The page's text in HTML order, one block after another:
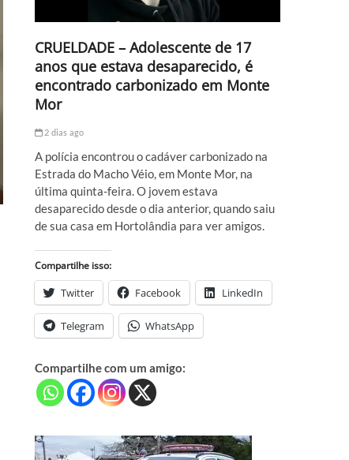
CRUELDADE – Adolescente de 17
anos que estava desaparecido, é
encontrado carbonizado em Monte
Mor
2 dias ago
A polícia encontrou o cadáver carbonizado na
Estrada do Macho Véio, em Monte Mor, na
última quinta-feira. O jovem estava
desaparecido desde o dia anterior, quando saiu
de sua casa em Hortolândia para ver amigos.
Compartilhe isso:
Twitter Facebook LinkedIn
Telegram WhatsApp
Compartilhe com um amigo: